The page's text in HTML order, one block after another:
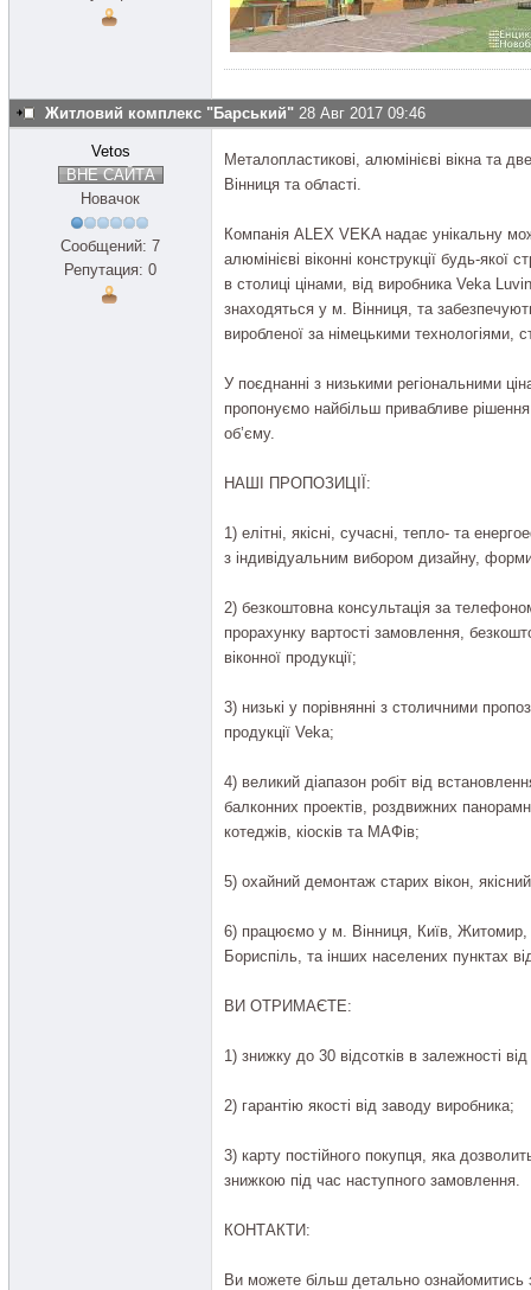
Житловий комплекс "Барський" 28 Авг 2017 09:46
Vetos
ВНЕ САЙТА
Новачок
Сообщений: 7
Репутация: 0
Металопластикові, алюмінієві вікна та
Вінниця та області.
Компанія ALEX VEKA надає унікальну
алюмінієві віконні конструкції будь-
в столиці цінами, від виробника Veka
знаходяться у м. Вінниця, та
виробленої за німецькими технологіями,
У поєднанні з низькими регіональними
пропонуємо найбільш привабливе
об’єму.
НАШІ ПРОПОЗИЦІЇ:
1) елітні, якісні, сучасні, тепло- та
з індивідуальним вибором дизайну,
2) безкоштовна консультація за
прорахунку вартості замовлення,
віконної продукції;
3) низькі у порівнянні з столичними
продукції Veka;
4) великий діапазон робіт від
балконних проектів, роздвижних
котеджів, кіосків та МАФів;
5) охайний демонтаж старих вікон,
6) працюємо у м. Вінниця, Київ,
Бориспіль, та інших населених пунктах
ВИ ОТРИМАЄТЕ:
1) знижку до 30 відсотків в залежності
2) гарантію якості від заводу виробника;
3) карту постійного покупця, яка
знижкою під час наступного замовлення.
КОНТАКТИ:
Ви можете більш детально ознайомитись